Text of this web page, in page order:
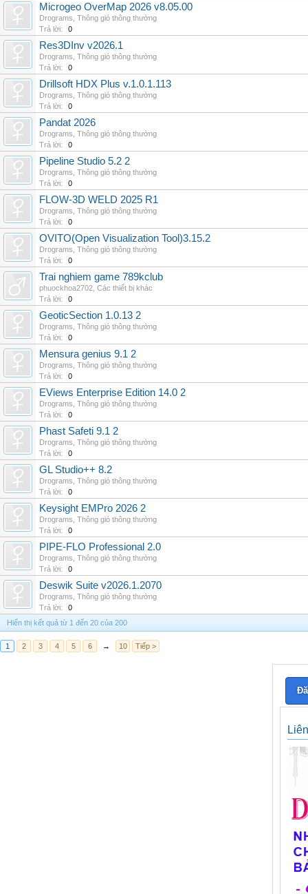
Microgeo OverMap 2026 v8.05.00
Drograms Thông gió thông thường
Trả lời:
0
Res3DInv v2026.1
Drograms Thông gió thông thường
Trả lời:
0
Drillsoft HDX Plus v.1.0.1.113
Drograms Thông gió thông thường
Trả lời:
0
Pandat 2026
Drograms Thông gió thông thường
Trả lời:
0
Pipeline Studio 5.2 2
Drograms Thông gió thông thường
Trả lời:
0
FLOW-3D WELD 2025 R1
Drograms Thông gió thông thường
Trả lời:
0
OVITO(Open Visualization Tool)3.15.2
Drograms Thông gió thông thường
Trả lời:
0
Trai nghiem game 789kclub
phuockhoa2702 Các thiết bị khác
Trả lời:
0
GeoticSection 1.0.13 2
Drograms Thông gió thông thường
Trả lời:
0
Mensura genius 9.1 2
Drograms Thông gió thông thường
Trả lời:
0
EViews Enterprise Edition 14.0 2
Drograms Thông gió thông thường
Trả lời:
0
Phast Safeti 9.1 2
Drograms Thông gió thông thường
Trả lời:
0
GL Studio++ 8.2
Drograms Thông gió thông thường
Trả lời:
0
Keysight EMPro 2026 2
Drograms Thông gió thông thường
Trả lời:
0
PIPE-FLO Professional 2.0
Drograms Thông gió thông thường
Trả lời:
0
Deswik Suite v2026.1.2070
Drograms Thông gió thông thường
Trả lời:
0
Hiển thị kết quả từ 1 đến 20 của 200
1 2 3 4 5 6 → 10 Tiếp >